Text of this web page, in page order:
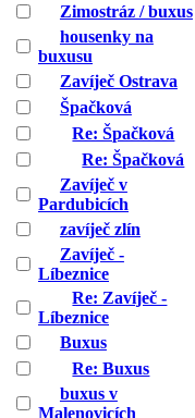
Zimostráz / buxus
housenky na
buxusu
Zavíječ Ostrava
Špačková
Re: Špačková
Re: Špačková
Zavíječ v
Pardubicích
zavíječ zlín
Zavíječ -
Líbeznice
Re: Zavíječ -
Líbeznice
Buxus
Re: Buxus
buxus v
Malenovicích